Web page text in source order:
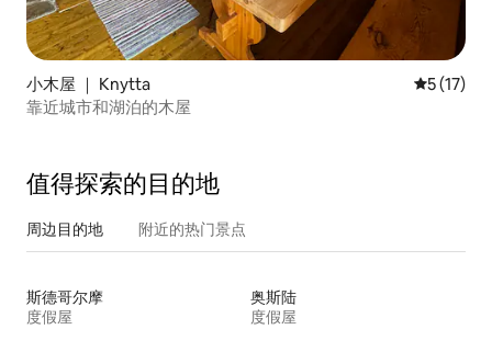
小木屋 ｜ Knytta 平均评分
5 (17)
靠近城市和湖泊的木屋
值得探索的目的地
周边目的地 附近的热门景点
斯德哥尔摩
度假屋
奥斯陆
度假屋